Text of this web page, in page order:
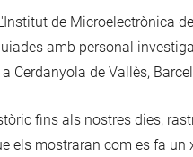
de Microelectrònica
amb personal
Cerdanyola de Vallès,
fins als nostres dies,
els mostraran com es fa